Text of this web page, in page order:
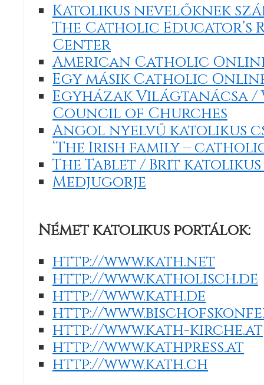
Katolikus nevelőknek
The Catholic Educator’s
Center
American Catholic
Egy másik Catholic
Egyházak Világtanácsa
Council of Churches
Angol nyelvű katolikus
‘The Irish family –
The Tablet / Brit
Medjugorje
Német katolikus portálok:
http://www.kath.net
http://www.katholisch.de
http://www.kath.de
http://
http://www.kath-kirche.at
http://www.kathpress.at
http://www.kath.ch